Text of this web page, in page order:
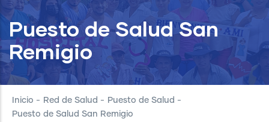
Puesto de Salud San
Remigio
Inicio - Red de Salud - Puesto de Salud -
Puesto de Salud San Remigio